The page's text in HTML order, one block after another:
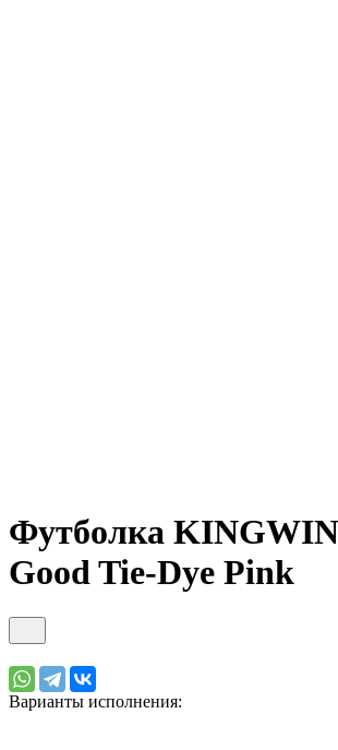
Футболка
Good Tie-Dye Pink
Варианты исполнения: